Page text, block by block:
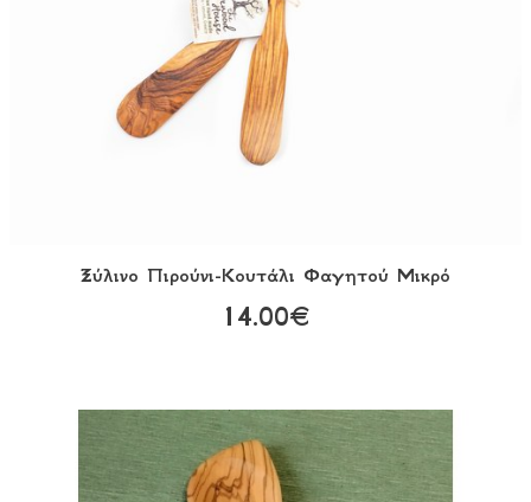
Ξύλινο Πιρούνι-Κουτάλι Φαγητού Μικρό
14.00€